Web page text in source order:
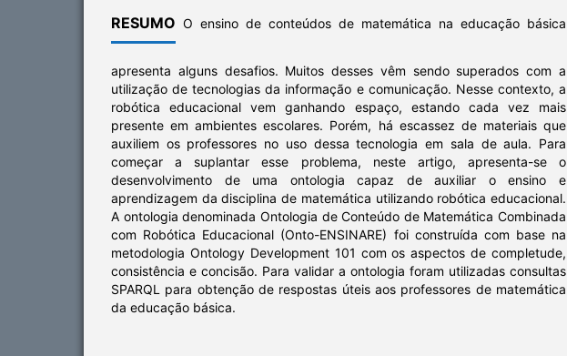
RESUMO O ensino de conteúdos de matemática na educação básica
apresenta alguns desafios. Muitos desses vêm sendo superados com a
utilização de tecnologias da informação e comunicação. Nesse contexto, a
robótica educacional vem ganhando espaço, estando cada vez mais
presente em ambientes escolares. Porém, há escassez de materiais que
auxiliem os professores no uso dessa tecnologia em sala de aula. Para
começar a suplantar esse problema, neste artigo, apresenta-se o
desenvolvimento de uma ontologia capaz de auxiliar o ensino e
aprendizagem da disciplina de matemática utilizando robótica educacional.
A ontologia denominada Ontologia de Conteúdo de Matemática Combinada
com Robótica Educacional (Onto-ENSINARE) foi construída com base na
metodologia Ontology Development 101 com os aspectos de completude,
consistência e concisão. Para validar a ontologia foram utilizadas consultas
SPARQL para obtenção de respostas úteis aos professores de matemática
da educação básica.